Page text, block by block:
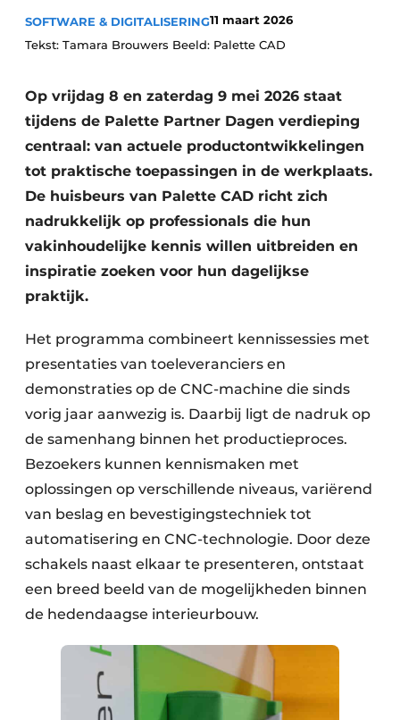
Vacatures
SOFTWARE & DIGITALISERING11 maart 2026
Tekst: Tamara Brouwers Beeld: Palette CAD
Op vrijdag 8 en zaterdag 9 mei 2026 staat
tijdens de Palette Partner Dagen verdieping
centraal: van actuele productontwikkelingen
tot praktische toepassingen in de werkplaats.
De huisbeurs van Palette CAD richt zich
nadrukkelijk op professionals die hun
vakinhoudelijke kennis willen uitbreiden en
inspiratie zoeken voor hun dagelijkse
praktijk.
Het programma combineert kennissessies met
presentaties van toeleveranciers en
demonstraties op de CNC-machine die sinds
vorig jaar aanwezig is. Daarbij ligt de nadruk op
de samenhang binnen het productieproces.
Bezoekers kunnen kennismaken met
oplossingen op verschillende niveaus, variërend
van beslag en bevestigingstechniek tot
automatisering en CNC-technologie. Door deze
schakels naast elkaar te presenteren, ontstaat
een breed beeld van de mogelijkheden binnen
de hedendaagse interieurbouw.